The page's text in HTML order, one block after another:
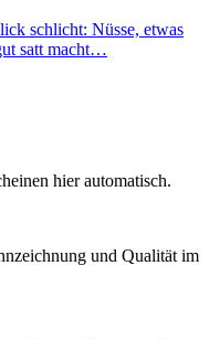
schlicht: Nüsse, etwas
satt macht…
hier automatisch.
und Qualität im